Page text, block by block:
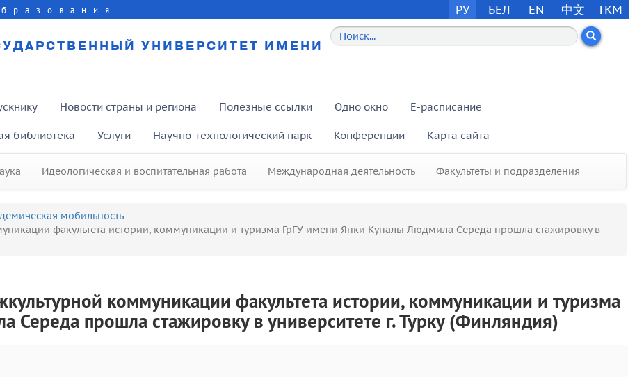
РУ БЕЛ EN 中文 TKM
УНИВЕРСИТЕТ ИМЕНИ
Новости страны и региона Полезные ссылки Одно окно E-расписание
библиотека Услуги Научно-технологический парк Конференции Карта сайта
Идеологическая и воспитательная работа Международная деятельность Факультеты и подразделения
мобильность
факультета истории, коммуникации и туризма ГрГУ имени Янки Купалы Людмила Середа прошла стажировку в
коммуникации факультета истории, коммуникации и туризма
прошла стажировку в университете г. Турку (Финляндия)